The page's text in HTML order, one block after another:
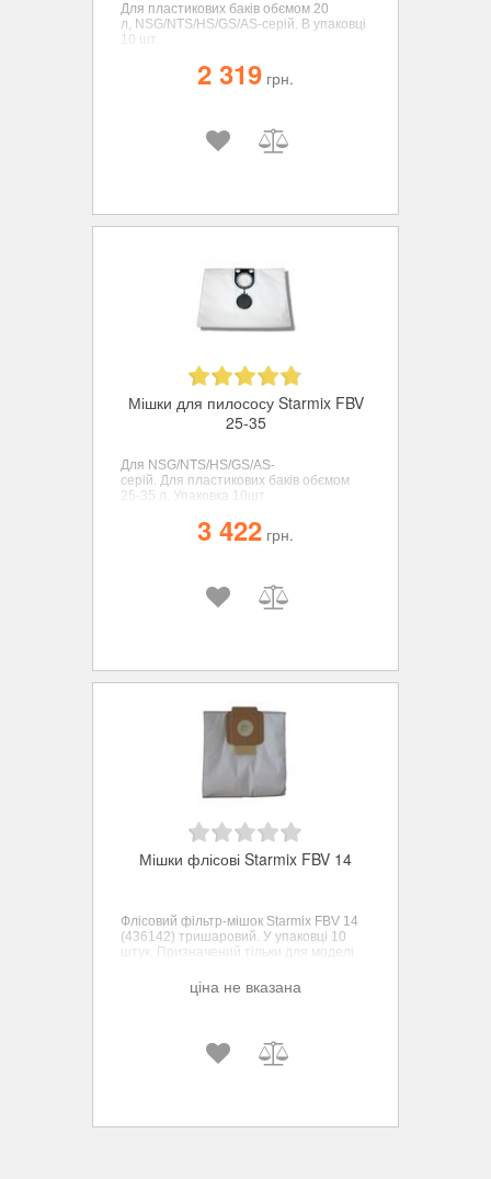
Для пластикових баків обємом 20
л, NSG/NTS/HS/GS/AS-серій. В упаковці
10 шт.
2 319 грн.
Мішки для пилососу Starmix FBV
25-35
Для NSG/NTS/HS/GS/AS-
серій. Для пластикових баків обємом
25-35 л . Упаковка 10шт.
3 422 грн.
Мішки флісові Starmix FBV 14
Флісовий фільтр-мішок Starmix FBV 14
(436142) тришаровий. У упaковці 10
штук. Призначений тільки для моделі
ціна не вказана